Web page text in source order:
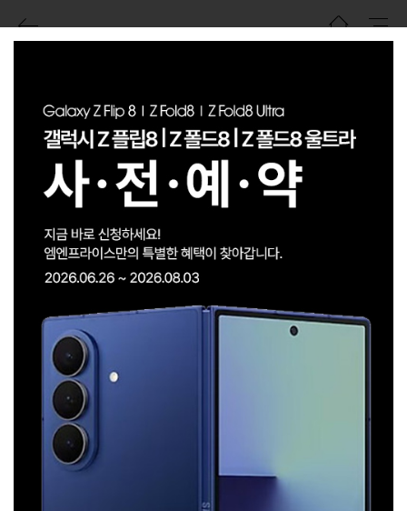
LG U+ ㆍ A2399-256
아이폰12미니 256G